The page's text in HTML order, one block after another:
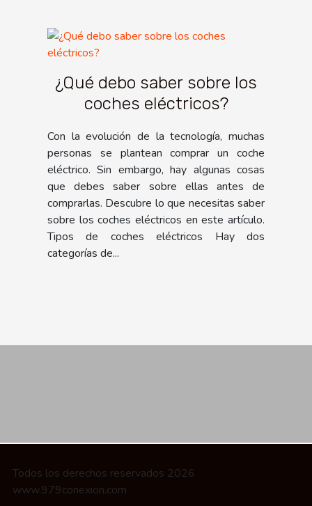
¿Qué debo saber sobre los
coches eléctricos?
Con la evolución de la tecnología, muchas
personas se plantean comprar un coche
eléctrico. Sin embargo, hay algunas cosas
que debes saber sobre ellas antes de
comprarlas. Descubre lo que necesitas saber
sobre los coches eléctricos en este artículo.
Tipos de coches eléctricos Hay dos
categorías de...
Todos los derechos reservados 2026
www.979conexion.com